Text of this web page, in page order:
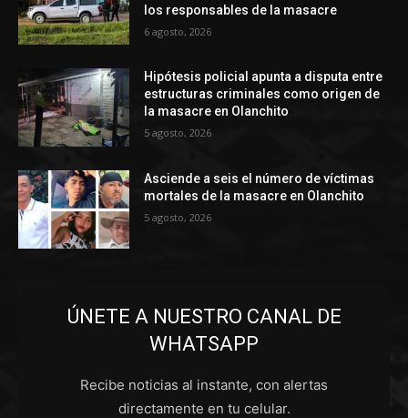
los responsables de la masacre
6 agosto, 2026
Hipótesis policial apunta a disputa entre
estructuras criminales como origen de
la masacre en Olanchito
5 agosto, 2026
Asciende a seis el número de víctimas
mortales de la masacre en Olanchito
5 agosto, 2026
ÚNETE A NUESTRO CANAL DE
WHATSAPP
Recibe noticias al instante, con alertas
directamente en tu celular.